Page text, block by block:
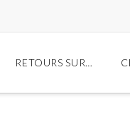
RETOURS SUR…